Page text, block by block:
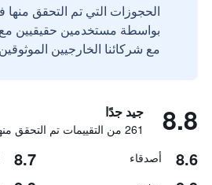
الحجوزات التي تم التحقق منها
مع شركائنا الخارجيين
8.8 جيد جدًا
261 من التقييمات تم التحقق منها
8.6 أصدقاء 8.7